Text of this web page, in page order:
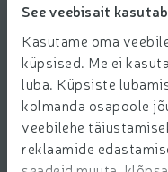
See veebisait
Kasutame oma
küpsised. Me ei
luba. Küpsiste
kolmanda osapoole
veebilehe
reklaamide